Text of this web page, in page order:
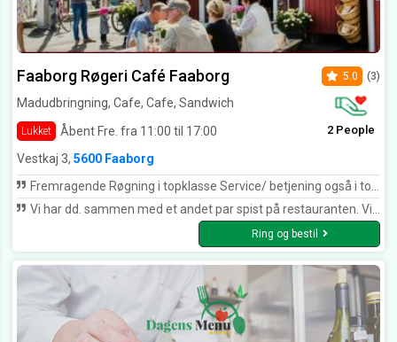
Faaborg Røgeri Café Faaborg
Madudbringning, Cafe, Cafe, Sandwich
Lukket Åbent Fre. fra 11:00 til 17:00
5.0 (3)
2 People
Vestkaj 3, 5600 Faaborg
Fremragende Røgning i topklasse Service/ betjening også i topklasse. Man går glad derfra❤️❤️❤️❤️
Vi har dd. sammen med et andet par spist på restauranten. Vi bestilte hver en Røgeri Platte samt en flaske Rosevin til deling. Kanon platte, som var tilberedt af helt friske og nyrøgede og meget velsmagende fisk. Smagte fantastisk. Vi kommer igen.
Ring og bestil